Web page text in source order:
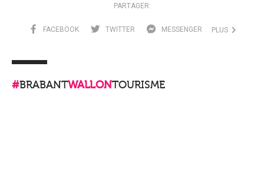
PARTAGER:
FACEBOOK TWITTER MESSENGER PLUS
#BRABANTWALLONTOURISME